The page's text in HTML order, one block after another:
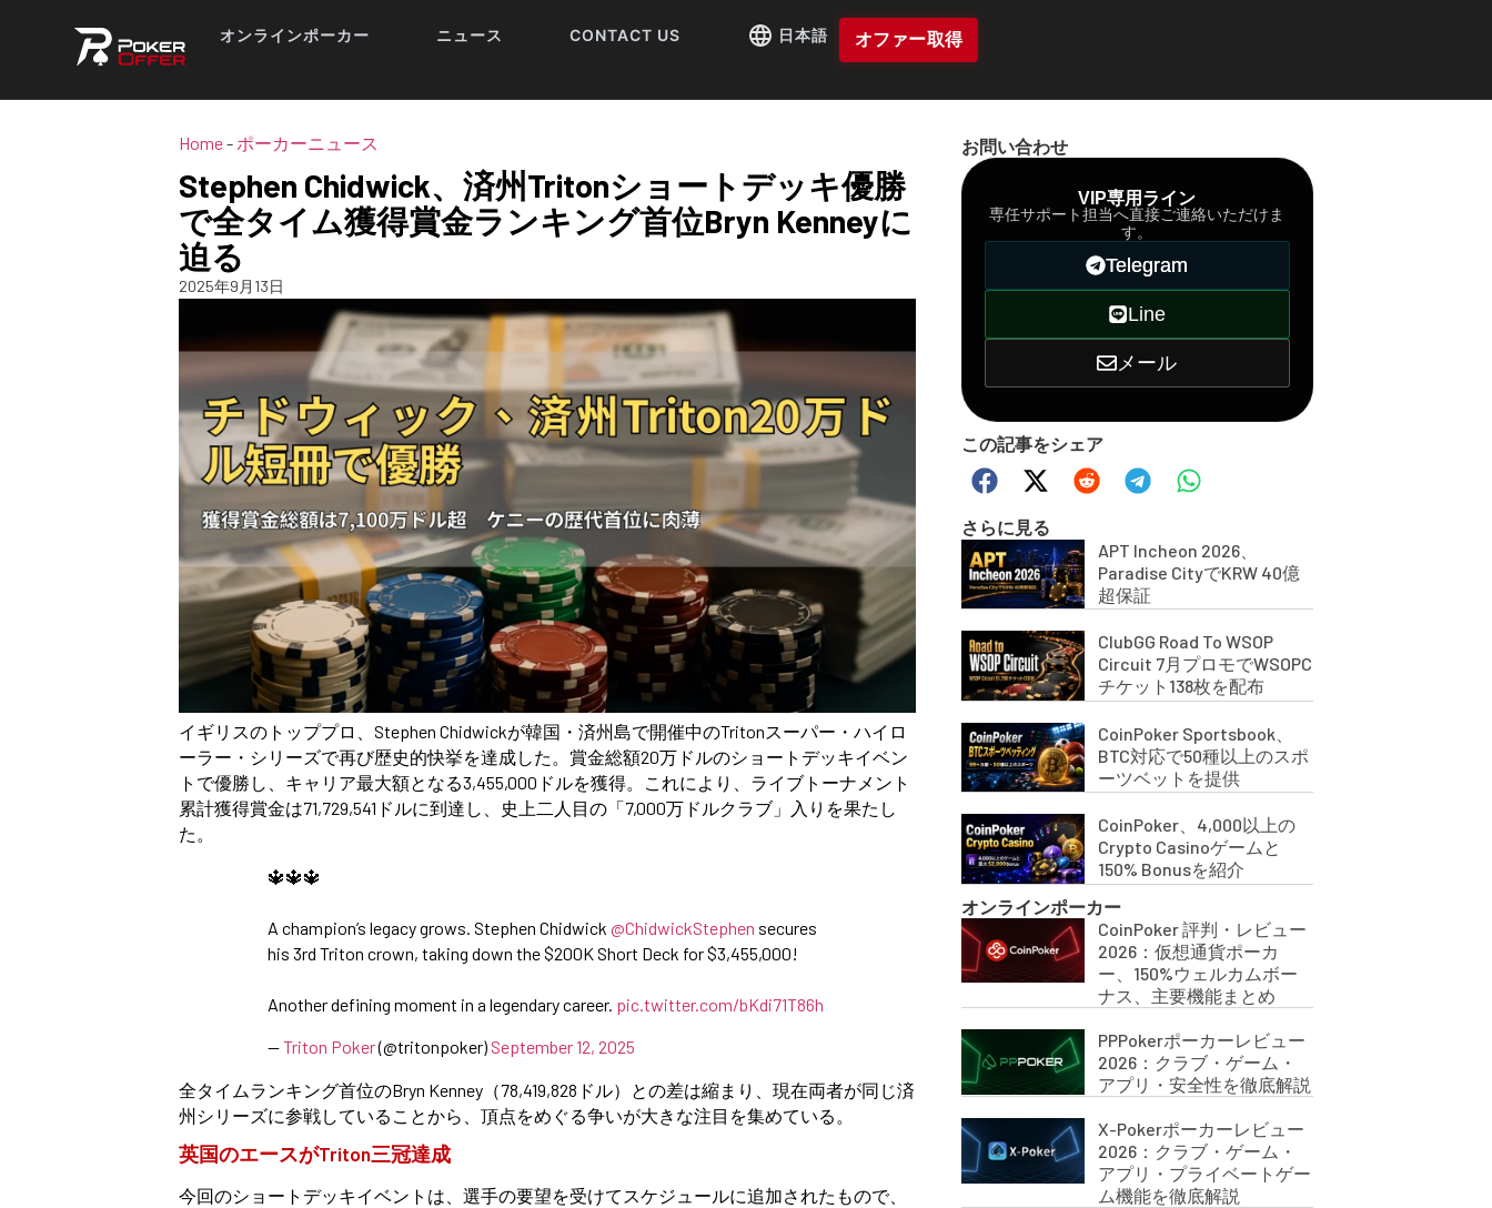
オンラインポーカー ニュース CONTACT US 日本語 オファー取得
Home- ポーカーニュース
Stephen Chidwick、済州Tritonショートデッキ優勝
で全タイム獲得賞金ランキング首位Bryn Kenneyに
迫る
2025年9月13日
イギリスのトッププロ、Stephen Chidwickが韓国・済州島で開催中のTritonスーパー・ハイロ
ーラー・シリーズで再び歴史的快挙を達成した。賞金総額20万ドルのショートデッキイベン
トで優勝し、キャリア最大額となる3,455,000ドルを獲得。これにより、ライブトーナメント
累計獲得賞金は71,729,541ドルに到達し、史上二人目の「7,000万ドルクラブ」入りを果たし
た。
🔱🔱🔱
A champion’s legacy grows. Stephen Chidwick @ChidwickStephen secures
his 3rd Triton crown, taking down the $200K Short Deck for $3,455,000!
Another defining moment in a legendary career. pic.twitter.com/bKdi71T86h
—Triton Poker(@tritonpoker) September 12, 2025
全タイムランキング首位のBryn Kenney（78,419,828ドル）との差は縮まり、現在両者が同じ済
州シリーズに参戦していることから、頂点をめぐる争いが大きな注目を集めている。
英国のエースがTriton三冠達成
今回のショートデッキイベントは、選手の要望を受けてスケジュールに追加されたもので、
お問い合わせ
VIP専用ライン
専任サポート担当へ直接ご連絡いただけま
す。
Telegram
Line
メール
この記事をシェア
さらに見る
APT Incheon 2026、
Paradise CityでKRW 40億
超保証
ClubGG Road To WSOP
Circuit 7月プロモでWSOPC
チケット138枚を配布
CoinPoker Sportsbook、
BTC対応で50種以上のスポ
ーツベットを提供
CoinPoker、4,000以上の
Crypto Casinoゲームと
150% Bonusを紹介
オンラインポーカー
CoinPoker 評判・レビュー
2026：仮想通貨ポーカ
ー、150%ウェルカムボー
ナス、主要機能まとめ
PPPokerポーカーレビュー
2026：クラブ・ゲーム・
アプリ・安全性を徹底解説
X-Pokerポーカーレビュー
2026：クラブ・ゲーム・
アプリ・プライベートゲー
ム機能を徹底解説